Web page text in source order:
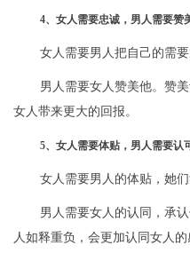
4、女人需要忠诚，男人需要赞
女人需要男人把自己的需要
男人需要女人赞美他。赞
女人带来更大的回报。
5、女人需要体贴，男人需要认
女人需要男人的体贴，她
男人需要女人的认同，承
人如释重负，会更加认同女人的